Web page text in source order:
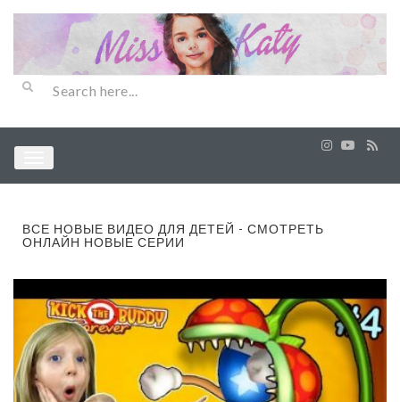
ВСЕ НОВЫЕ ВИДЕО ДЛЯ ДЕТЕЙ - СМОТРЕТЬ
ОНЛАЙН НОВЫЕ СЕРИИ